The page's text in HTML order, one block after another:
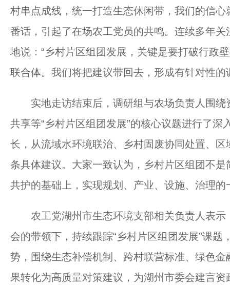
村串点成线，统一打造生态休闲带，我们的信
番话，引起了在场农工党员的共鸣。连续多年
地说：“乡村片区组团发展，关键是要打破行政
联合体。我们将把建议带回去，形成有针对性的
实地走访结束后，调研组与农场负责人围绕
共享等“乡村片区组团发展”的核心议题进行了
长，从流域水环境联治、乡村固废协同处置、
条具体建议。大家一致认为，乡村片区组团不是
共护的基础上，实现规划、产业、设施、治理的
农工党湖州市生态环境支部相关负责人表示
会的带领下，持续跟踪“乡村片区组团发展”课题
势，围绕生态补偿机制、跨村联营标准、绿色
果转化为高质量对策建议，为湖州市委会建言